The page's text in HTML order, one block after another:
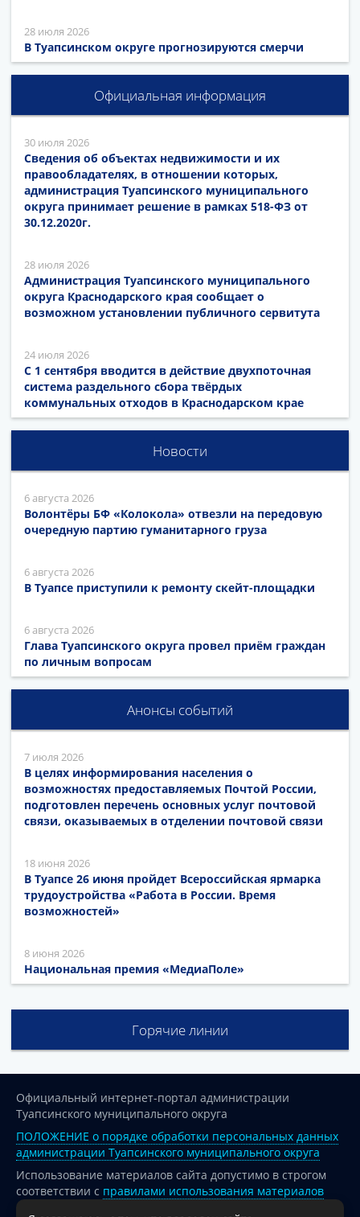
28 июля 2026
В Туапсинском округе прогнозируются смерчи
Официальная информация
30 июля 2026
Сведения об объектах недвижимости и их
правообладателях, в отношении которых,
администрация Туапсинского муниципального
округа принимает решение в рамках 518-ФЗ от
30.12.2020г.
28 июля 2026
Администрация Туапсинского муниципального
округа Краснодарского края сообщает о
возможном установлении публичного сервитута
24 июля 2026
С 1 сентября вводится в действие двухпоточная
система раздельного сбора твёрдых
коммунальных отходов в Краснодарском крае
Новости
6 августа 2026
Волонтёры БФ «Колокола» отвезли на передовую
очередную партию гуманитарного груза
6 августа 2026
В Туапсе приступили к ремонту скейт-площадки
6 августа 2026
Глава Туапсинского округа провел приём граждан
по личным вопросам
Анонсы событий
7 июля 2026
В целях информирования населения о
возможностях предоставляемых Почтой России,
подготовлен перечень основных услуг почтовой
связи, оказываемых в отделении почтовой связи
18 июня 2026
В Туапсе 26 июня пройдет Всероссийская ярмарка
трудоустройства «Работа в России. Время
возможностей»
8 июня 2026
Национальная премия «МедиаПоле»
Горячие линии
Официальный интернет-портал администрации
Туапсинского муниципального округа
ПОЛОЖЕНИЕ о порядке обработки персональных данных
администрации Туапсинского муниципального округа
Использование материалов сайта допустимо в строгом
соответствии с правилами использования материалов
опубликованных на сайте